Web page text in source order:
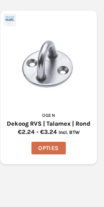
OGEN
Dekoog RVS | Talamex | Rond
€2.24 - €3.24Prijsklasse:
tot
€3.24
Incl. BTW
OPTIES